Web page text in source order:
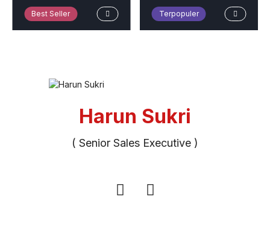
SedanTerpopuler Best Seller
Harun Sukri
( Senior Sales Executive )